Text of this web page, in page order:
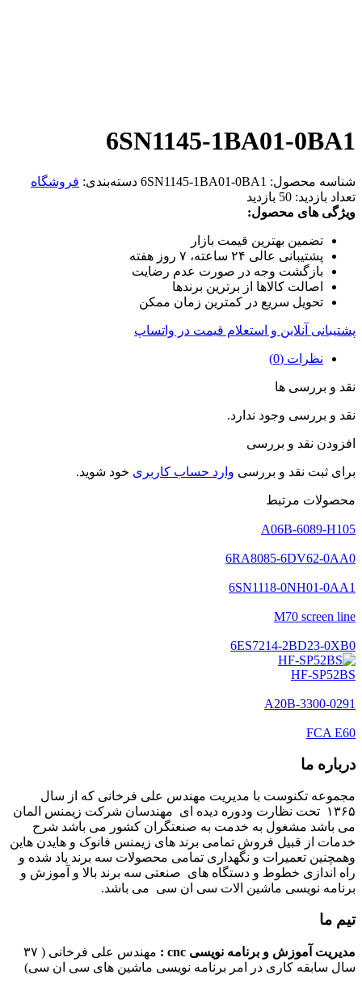
6SN1145-1BA01-0BA1
شناسه محصول: 6SN1145-1BA01-0BA1 دسته‌بندی: فروشگاه
تعداد بازدید: 50 بازدید
ویژگی های محصول:
تضمین بهترین قیمت بازار
پشتیبانی عالی ۲۴ ساعته، ۷ روز هفته
بازگشت وجه در صورت عدم رضایت
اصالت کالاها از برترین برندها
تحویل سریع در کمترین زمان ممکن
پشتیبانی آنلاین و استعلام قیمت در واتساپ
نظرات (0)
نقد و بررسی ها
نقد و بررسی وجود ندارد.
افزودن نقد و بررسی
برای ثبت نقد و بررسی وارد حساب کاربری خود شوید.
محصولات مرتبط
A06B-6089-H105
6RA8085-6DV62-0AA0
6SN1118-0NH01-0AA1
M70 screen line
6ES7214-2BD23-0XB0
HF-SP52BS
A20B-3300-0291
FCA E60
درباره ما
مجموعه تکنوست با مدیریت مهندس علی فرخانی که از سال
۱۳۶۵ تحت نظارت ودوره دیده ای مهندسان شرکت زیمنس المان
می باشد مشغول به خدمت به صنعتگران کشور می باشد شرح
خدمات از قبیل فروش تمامی برند های زیمنس فانوک و هایدن هاین
وهمچنین تعمیرات و نگهداری تمامی محصولات سه برند یاد شده و
راه اندازی خطوط و دستگاه های صنعتی سه برند بالا و آموزش و
برنامه نویسی ماشین الات سی ان سی می باشد.
تیم ما
مدیریت آموزش و برنامه نویسی cnc :
مهندس علی فرخانی ( ۳۷
سال سابقه کاری در امر برنامه نویسی ماشین های سی ان سی)